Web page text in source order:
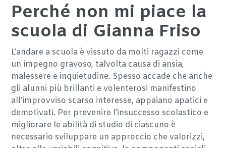
Perché non mi piace la
scuola di Gianna Friso
L’andare a scuola è vissuto da molti ragazzi come
un impegno gravoso, talvolta causa di ansia,
malessere e inquietudine. Spesso accade che anche
gli alunni più brillanti e volenterosi manifestino
all’improvviso scarso interesse, appaiano apatici e
demotivati. Per prevenire l’insuccesso scolastico e
migliorare le abilità di studio di ciascuno è
necessario sviluppare un approccio che valorizzi,